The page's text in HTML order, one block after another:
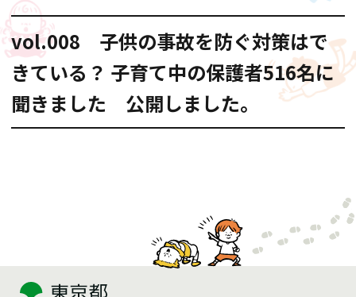
vol.008 子供の事故を防ぐ対策はで
きている？ 子育て中の保護者516名に
聞きました 公開しました。